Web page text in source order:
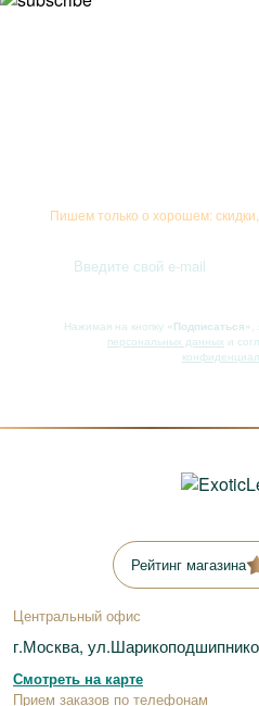
Пишем только о хорошем:
Нажимая на кнопку «Подписаться» ,
персональных данных и
Рейтинг магазина
Центральный офис
г.Москва,
Смотреть на карте
Прием заказов по телефонам